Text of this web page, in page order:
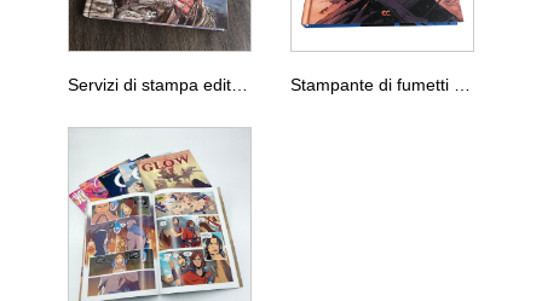
Servizi di stampa editoriale di fumetti con copertina rigida